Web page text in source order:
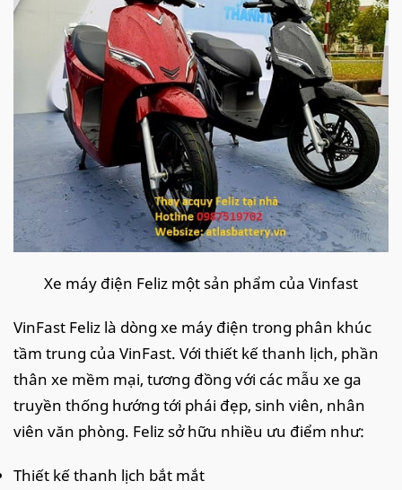
Xe máy điện Feliz một sản phẩm của Vinfast
VinFast Feliz là dòng xe máy điện trong phân khúc
tầm trung của VinFast. Với thiết kế thanh lịch, phần
thân xe mềm mại, tương đồng với các mẫu xe ga
truyền thống hướng tới phái đẹp, sinh viên, nhân
viên văn phòng. Feliz sở hữu nhiều ưu điểm như:
Thiết kế thanh lịch bắt mắt